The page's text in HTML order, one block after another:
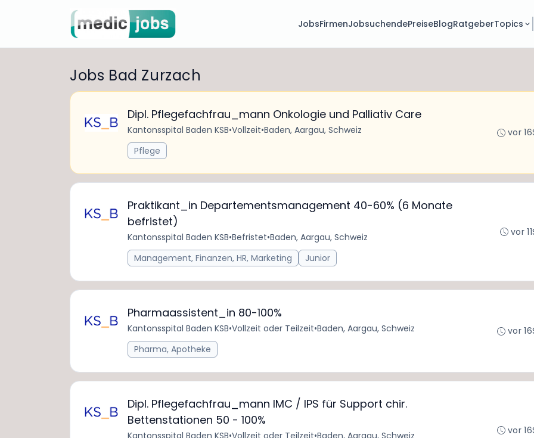
JobsFirmenJobsuchendePreiseBlogRatgeberTopics
Jobs Bad Zurzach
Dipl. Pflegefachfrau_mann Onkologie und Palliativ Care
Kantonsspital Baden KSB•Vollzeit•Baden, Aargau, Schweiz
Pflege
vor
Praktikant_in Departementsmanagement 40-60% (6 Monate
befristet)
Kantonsspital Baden KSB•Befristet•Baden, Aargau, Schweiz
Management, Finanzen, HR, Marketing
Junior
vor
Pharmaassistent_in 80-100%
Kantonsspital Baden KSB•Vollzeit oder Teilzeit•Baden, Aargau, Schweiz
Pharma, Apotheke
vor
Dipl. Pflegefachfrau_mann IMC / IPS für Support chir.
Bettenstationen 50 - 100%
Kantonsspital Baden KSB•Vollzeit oder Teilzeit•Baden, Aargau, Schweiz
vor